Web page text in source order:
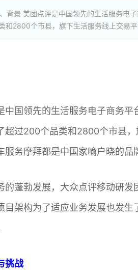
背景 美团点评是中国领先的生活服务电
和2800个市县，旗下生活服务线上交易
中国领先的生活服务电子商务
超过200个品类和2800个市县
服务摩拜都是中国家喻户晓的品
的蓬勃发展，大众点评移动研
目架构为了适应业务发展也发
挑战